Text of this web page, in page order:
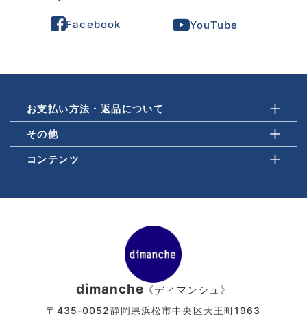
Facebook YouTube
お支払い方法・返品について
その他
コンテンツ
dimanche 《ディマンシュ》
〒435-0052静岡県浜松市中央区天王町1963